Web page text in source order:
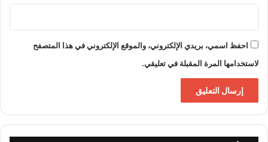
احفظ اسمي، بريدي الإلكتروني، والموقع الإلكتروني في هذا المتصفح
لاستخدامها المرة المقبلة في تعليقي.